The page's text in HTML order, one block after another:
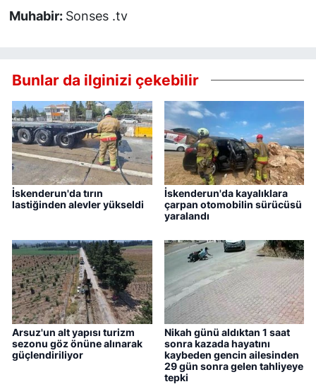
Muhabir: Sonses .tv
Bunlar da ilginizi çekebilir
İskenderun'da tırın
lastiğinden alevler yükseldi
İskenderun'da kayalıklara
çarpan otomobilin sürücüsü
yaralandı
Arsuz'un alt yapısı turizm
sezonu göz önüne alınarak
güçlendiriliyor
Nikah günü aldıktan 1 saat
sonra kazada hayatını
kaybeden gencin ailesinden
29 gün sonra gelen tahliyeye
tepki